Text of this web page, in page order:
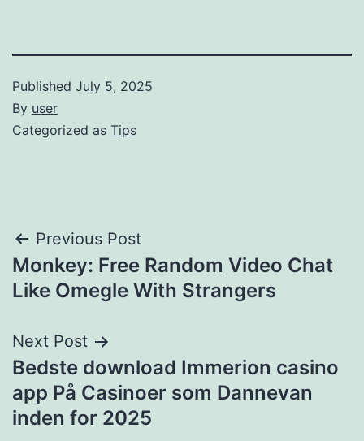
Published July 5, 2025
By user
Categorized as Tips
Post
navigation
Previous Post
Monkey: Free Random Video Chat
Like Omegle With Strangers
Next Post
Bedste download Immerion casino
app På Casinoer som Dannevan
inden for 2025